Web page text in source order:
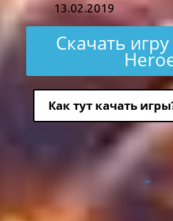
13.02.2019
Скачать
Как тут качать